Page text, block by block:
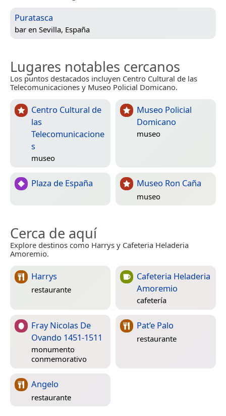
Puratasca
bar en Sevilla, España
Lugares notables cercanos
Los puntos destacados incluyen Centro Cultural de las
Telecomunicaciones y Museo Policial Domicano.
Centro Cultural de
las
Telecomunicacione
s
museo
Museo Policial
Domicano
museo
Plaza de España Museo Ron Caña
museo
Cerca de aquí
Explore destinos como Harrys y Cafeteria Heladeria
Amoremio.
Harrys
restaurante
Cafeteria Heladeria
Amoremio
cafetería
Fray Nicolas De
Ovando 1451-1511
monumento
conmemorativo
Pat’e Palo
restaurante
Angelo
restaurante